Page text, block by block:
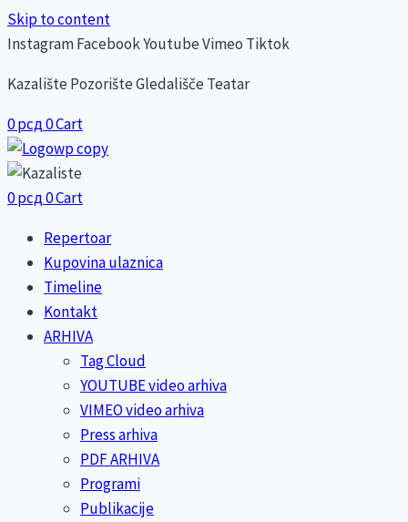
Skip to content
InstagramFacebookYoutubeVimeo Tiktok
Kazalište Pozorište Gledališče Teatar
0рсд0Cart
0рсд0Cart
Repertoar
Kupovina ulaznica
Timeline
Kontakt
ARHIVA
Tag Cloud
YOUTUBE video arhiva
VIMEO video arhiva
Press arhiva
PDF ARHIVA
Programi
Publikacije